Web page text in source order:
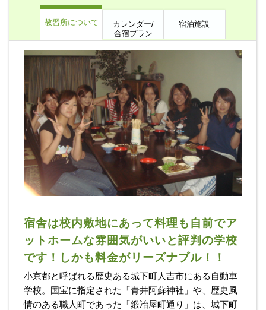
教習所について
カレンダー/
合宿プラン
宿泊施設
宿舎は校内敷地にあって料理も自前でア
ットホームな雰囲気がいいと評判の学校
です！しかも料金がリーズナブル！！
小京都と呼ばれる歴史ある城下町人吉市にある自動車
学校。国宝に指定された「青井阿蘇神社」や、歴史風
情のある職人町であった「鍛冶屋町通り」は、城下町